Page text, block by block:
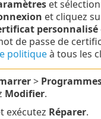
et
et cliquez
personnalisé
de passe de
politiqueà tous les
>
Modifier.
exécutez Réparer.